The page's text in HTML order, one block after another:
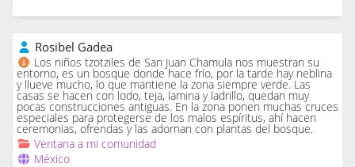
Rosibel Gadea
Los niños tzotziles de San Juan Chamula nos muestran su
entorno, es un bosque donde hace frío, por la tarde hay neblina
y llueve mucho, lo que mantiene la zona siempre verde. Las
casas se hacen con lodo, teja, lamina y ladrillo, quedan muy
pocas construcciones antiguas. En la zona ponen muchas cruces
especiales para protegerse de los malos espíritus, ahí hacen
ceremonias, ofrendas y las adornan con plantas del bosque.
Ventana a mi comunidad
México